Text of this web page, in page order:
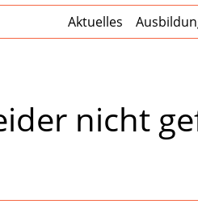
Aktuelles
nicht